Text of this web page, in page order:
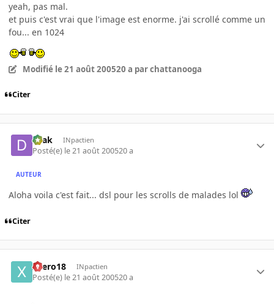
yeah, pas mal.
et puis c'est vrai que l'image est enorme. j'ai scrollé comme un
fou... en 1024
Modifié le 21 août 200520 a par chattanooga
Citer
Drak INpactien
Posté(e) le 21 août 200520 a
AUTEUR
Aloha voila c'est fait... dsl pour les scrolls de malades lol
Citer
xaero18 INpactien
Posté(e) le 21 août 200520 a